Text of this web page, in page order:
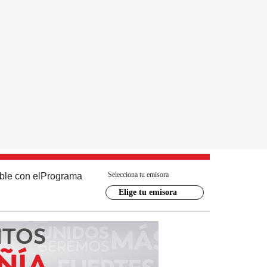
con el Programa Selecciona tu emisora
Elige tu emisora